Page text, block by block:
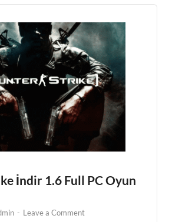
İndir 1.6 Full PC Oyun
- Leave a Comment